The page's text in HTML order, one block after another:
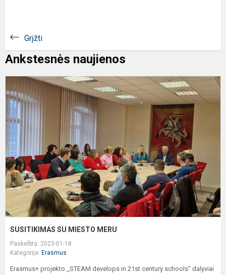
Grįžti
Ankstesnės naujienos
SUSITIKIMAS SU MIESTO MERU
Paskelbta: 2023-01-18
Kategorija: Erasmus
Erasmus+ projekto ,,STEAM develops in 21st century schools" dalyviai